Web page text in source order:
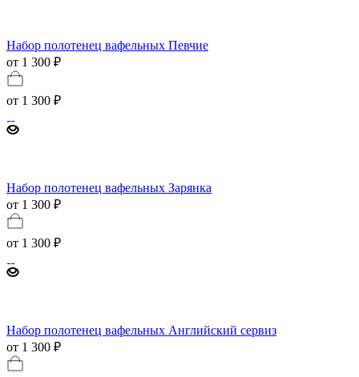
Набор полотенец вафельных Певчие
от 1 300 ₽
от 1 300 ₽
Набор полотенец вафельных Зарянка
от 1 300 ₽
от 1 300 ₽
Набор полотенец вафельных Английский сервиз
от 1 300 ₽